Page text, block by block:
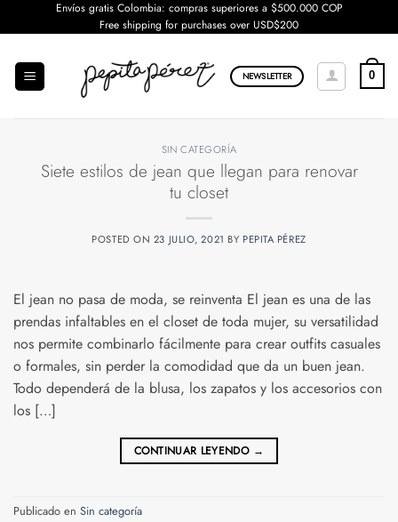
al
Envíos gratis Colombia: compras superiores a $500.000 COP
Free shipping for purchases over USD$200
NEWSLETTER 0
SIN CATEGORÍA
Siete estilos de jean que llegan para renovar
tu closet
POSTED ON 23 JULIO, 2021 BY PEPITA PÉREZ
El jean no pasa de moda, se reinventa El jean es una de las
prendas infaltables en el closet de toda mujer, su versatilidad
nos permite combinarlo fácilmente para crear outfits casuales
o formales, sin perder la comodidad que da un buen jean.
Todo dependerá de la blusa, los zapatos y los accesorios con
los […]
CONTINUAR LEYENDO →
Publicado en Sin categoría